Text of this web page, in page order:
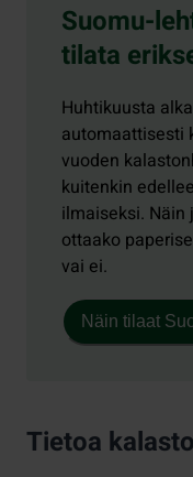
Suomu-
tilata
Huhtikuusta
automaattisesti
vuoden
kuitenkin
ilmaiseksi. Näin
ottaako
vai ei.
Näin tilaat
Tietoa